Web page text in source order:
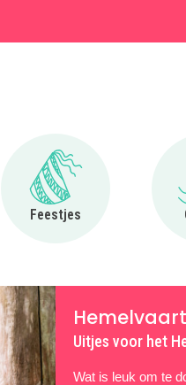
Feestjes
Ga naar Feestjes
Hemelvaart
Uitjes voor het
Wat is leuk om te